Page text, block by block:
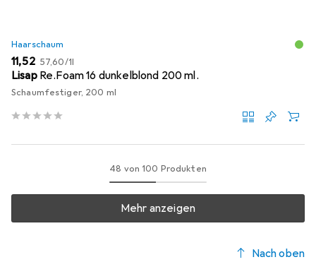
Haarschaum
EUR
11,52 EUR
57,60/1l
Lisap Re.Foam 16 dunkelblond 200 ml.
Schaumfestiger, 200 ml
48 von 100 Produkten
Mehr anzeigen
Nach oben